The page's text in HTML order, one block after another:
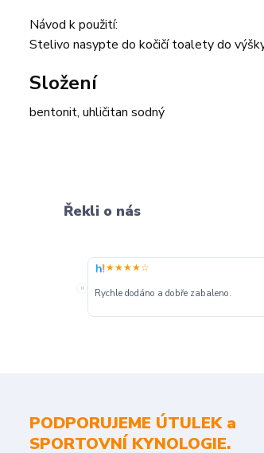
Návod k použití:
Stelivo nasypte do kočičí toalety do
Složení
bentonit, uhličitan sodný
Řekli o nás
«
★★★★☆
Rychle dodáno a dobře zabaleno.
PODPORUJEME ÚTULEK a
SPORTOVNÍ KYNOLOGIE.